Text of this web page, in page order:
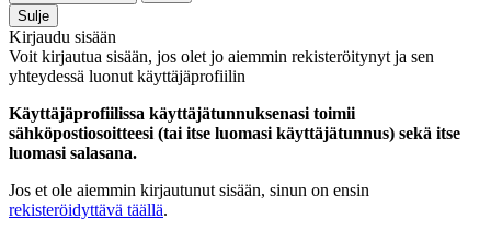
Sulje
Kirjaudu sisään
Voit kirjautua sisään, jos olet jo aiemmin rekisteröitynyt ja sen
yhteydessä luonut käyttäjäprofiilin
Käyttäjäprofiilissa käyttäjätunnuksenasi toimii
sähköpostiosoitteesi (tai itse luomasi käyttäjätunnus) sekä itse
luomasi salasana.
Jos et ole aiemmin kirjautunut sisään, sinun on ensin
rekisteröidyttävä täällä.